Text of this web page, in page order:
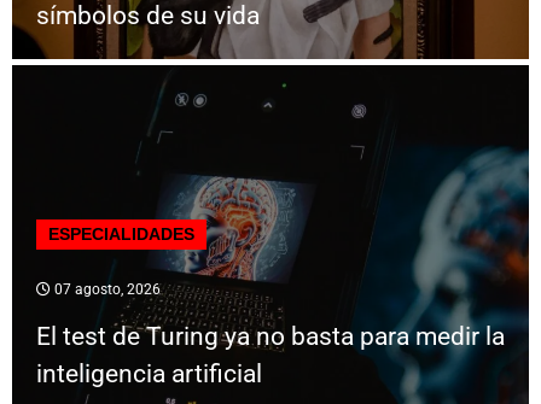
símbolos de su vida
ESPECIALIDADES
07 agosto, 2026
El test de Turing ya no basta para medir la
inteligencia artificial